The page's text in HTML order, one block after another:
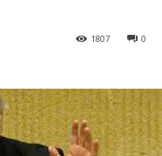
0
1807